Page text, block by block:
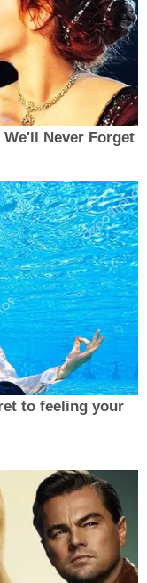
Never Forget
to feeling your